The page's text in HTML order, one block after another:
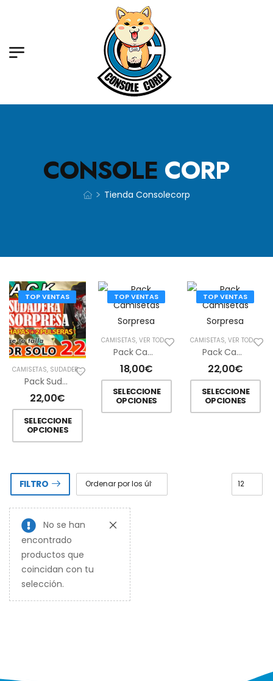
CONSOLE CORP
> Tienda Consolecorp
TOP VENTAS
CAMISETAS, SUDADERAS
Pack Sudadera Sorpresa
22,00€
SELECCIONE
OPCIONES
TOP VENTAS
CAMISETAS, VER TODAS
Pack Camisetas Sorpresa
18,00€
SELECCIONE
OPCIONES
TOP VENTAS
CAMISETAS, VER TODAS
Pack Camisetas Sorpresa
22,00€
SELECCIONE
OPCIONES
FILTRO
No se han
encontrado
productos que
coincidan con tu
selección.